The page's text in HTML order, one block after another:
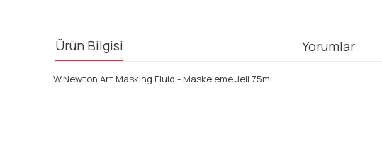
Ürün Bilgisi Yorumlar
W.Newton Art Masking Fluid - Maskeleme Jeli 75ml
Bu ürünün fiyat bilgisi, resim, ürün açıklamalarında ve diğer konularda